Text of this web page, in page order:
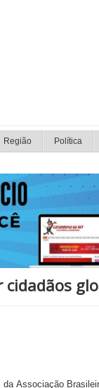
Região Política
Associação